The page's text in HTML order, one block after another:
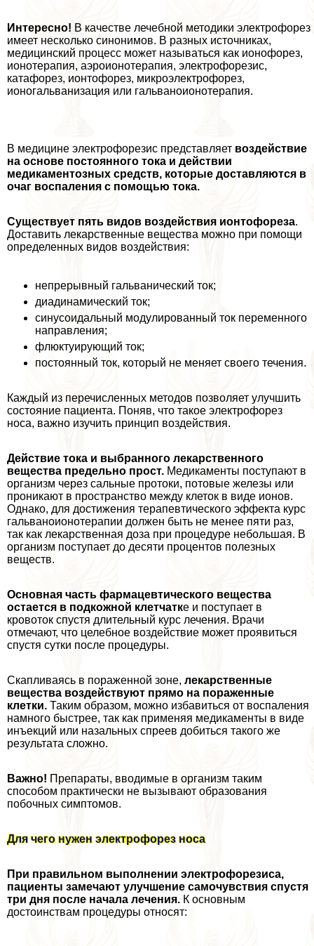
Интересно! В качестве лечебной методики электрофорез
имеет несколько синонимов. В разных источниках,
медицинский процесс может называться как ионофорез,
ионотерапия, аэроионотерапия, электрофорезис,
катафорез, ионтофорез, микроэлектрофорез,
ионогальванизация или гальваноионотерапия.
В медицине электрофорезис представляет воздействие
на основе постоянного тока и действии
медикаментозных средств, которые доставляются в
очаг воспаления с помощью тока.
Существует пять видов воздействия ионтофореза.
Доставить лекарственные вещества можно при помощи
определенных видов воздействия:
непрерывный гальванический ток;
диадинамический ток;
синусоидальный модулированный ток переменного
направления;
флюктуирующий ток;
постоянный ток, который не меняет своего течения.
Каждый из перечисленных методов позволяет улучшить
состояние пациента. Поняв, что такое электрофорез
носа, важно изучить принцип воздействия.
Действие тока и выбранного лекарственного
вещества предельно прост. Медикаменты поступают в
организм через сальные протоки, потовые железы или
проникают в прострaнcтво между клеток в виде ионов.
Однако, для достижения терапевтического эффекта курс
гальваноионотерапии должен быть не менее пяти раз,
так как лекарственная доза при процедуре небольшая. В
организм поступает до десяти процентов полезных
веществ.
Основная часть фармацевтического вещества
остается в подкожной клетчатке и поступает в
кровоток спустя длительный курс лечения. Врачи
отмечают, что целебное воздействие может проявиться
спустя сутки после процедуры.
Скапливаясь в пораженной зоне, лекарственные
вещества воздействуют прямо на пораженные
клетки. Таким образом, можно избавиться от воспаления
намного быстрее, так как применяя медикаменты в виде
инъекций или назальных спреев добиться такого же
результата сложно.
Важно! Препараты, вводимые в организм таким
способом пpaктически не вызывают образования
побочных симптомов.
Для чего нужен электрофорез носа
При правильном выполнении электрофорезиса,
пациенты замечают улучшение самочувствия спустя
три дня после начала лечения. К основным
достоинствам процедуры относят: